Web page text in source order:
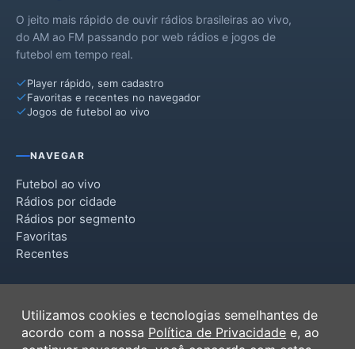
O jeito mais rápido de ouvir rádios brasileiras ao vivo,
do AM ao FM passando por web rádios e jogos de
futebol em tempo real.
Player rápido, sem cadastro
Favoritas e recentes no navegador
Jogos de futebol ao vivo
NAVEGAR
Futebol ao vivo
Rádios por cidade
Rádios por segmento
Favoritas
Recentes
Termos de Uso
Política de Privacidade
Utilizamos cookies e tecnologias semelhantes de
acordo com a nossa Política de Privacidade e, ao